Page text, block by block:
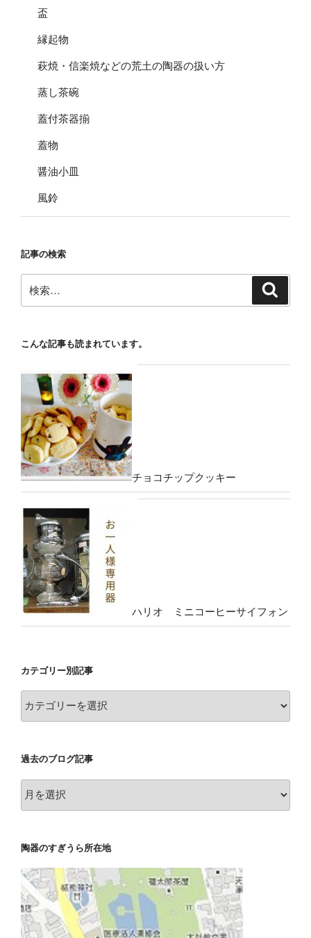
盃
縁起物
萩焼・信楽焼などの荒土の陶器の扱い方
蒸し茶碗
蓋付茶器揃
蓋物
醤油小皿
風鈴
記事の検索
索:
こんな記事も読まれています。
チョコチップクッキー
ハリオ ミニコーヒーサイフォン
カテゴリー別記事
テ
ー
別
記
事
過去のブログ記事
去
ロ
グ
記
事
陶器のすぎうら所在地